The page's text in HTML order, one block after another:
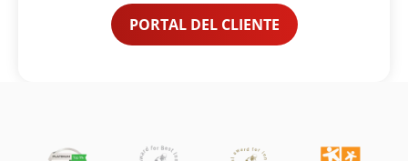
PORTAL DEL CLIENTE